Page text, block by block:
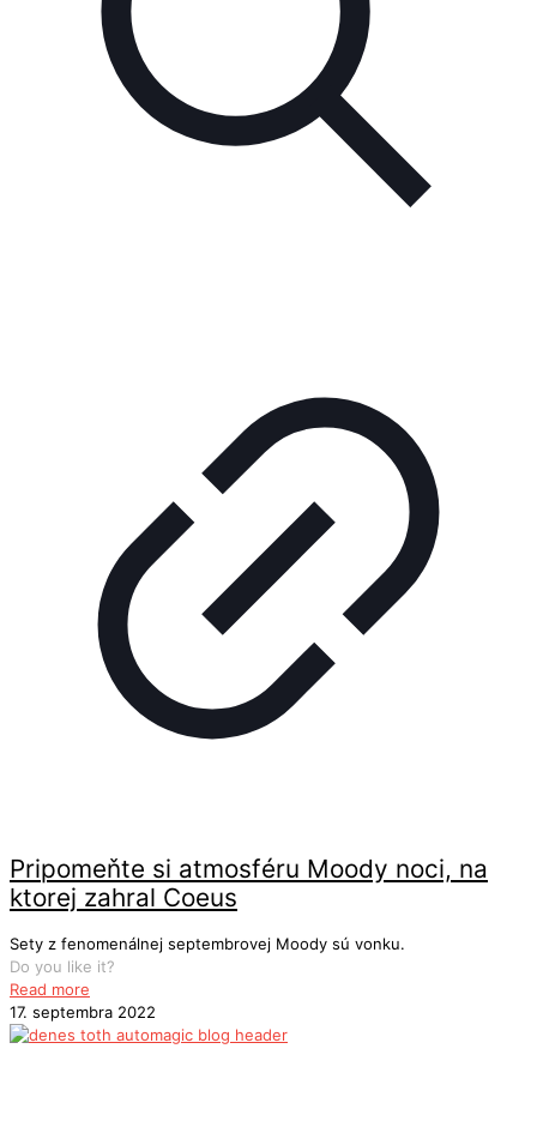
Pripomeňte si atmosféru Moody noci, na
ktorej zahral Coeus
Sety z fenomenálnej septembrovej Moody sú vonku.
Do you like it?
Read more
17. septembra 2022